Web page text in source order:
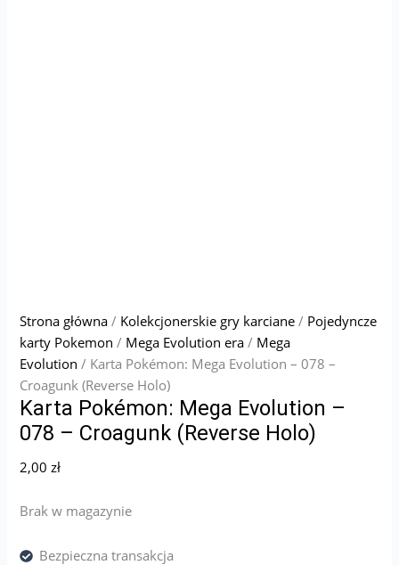
Strona główna / Kolekcjonerskie gry karciane / Pojedyncze
karty Pokemon / Mega Evolution era / Mega
Evolution / Karta Pokémon: Mega Evolution – 078 –
Croagunk (Reverse Holo)
Karta Pokémon: Mega Evolution –
078 – Croagunk (Reverse Holo)
2,00zł
Brak w magazynie
Bezpieczna transakcja